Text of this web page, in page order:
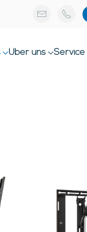
Über uns